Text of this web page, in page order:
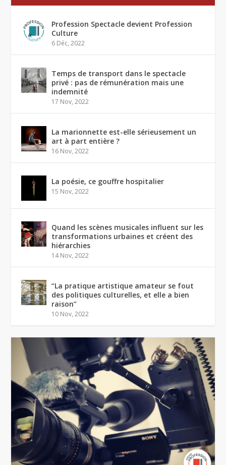
Profession Spectacle devient Profession
Culture
6 Déc, 2022
Temps de transport dans le spectacle
privé : pas de rémunération mais une
indemnité
17 Nov, 2022
La marionnette est-elle sérieusement un
art à part entière ?
16 Nov, 2022
La poésie, ce gouffre hospitalier
15 Nov, 2022
Quand les scènes musicales influent sur les
transformations urbaines et créent des
hiérarchies
14 Nov, 2022
“La pratique artistique amateur se fout
des politiques culturelles, et elle a bien
raison”
10 Nov, 2022